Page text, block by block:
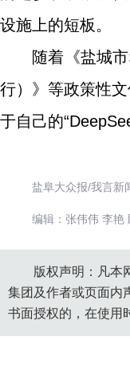
设施上的短板。
随着《盐城
行）》等政策性
于自己的
盐阜大众报/我言新
编辑：张伟伟 李艳
版权声明：凡本
集团及作者或页面内
书面授权的，在使用